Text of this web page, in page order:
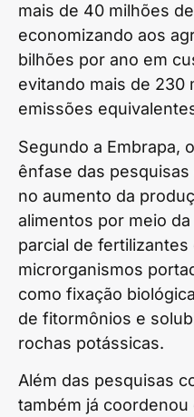
mais de 40 milhões
economizando aos
bilhões por ano em
evitando mais de 230
emissões
Segundo a Embrapa,
ênfase das pesquisas
no aumento da
alimentos por meio
parcial de
microrganismos
como fixação
de fitormônios e
rochas potássicas.
Além das pesquisas
também já